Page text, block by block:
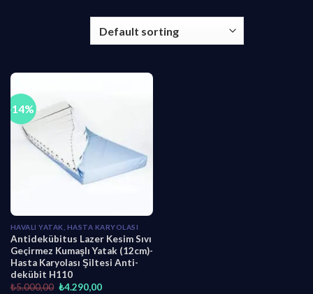
-14%
HAVALI YATAK, HASTA KARYOLASI
Antidekübitus Lazer Kesim Sıvı
Geçirmez Kumaşlı Yatak (12cm)-
Hasta Karyolası Şiltesi Anti-
dekübit H110
₺5.000,00 O
₺4.290,00C